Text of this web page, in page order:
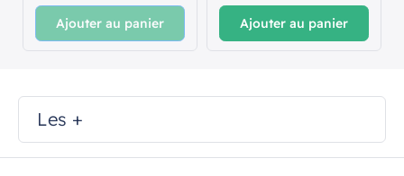
Ajouter au panier Ajouter au panier
Les +